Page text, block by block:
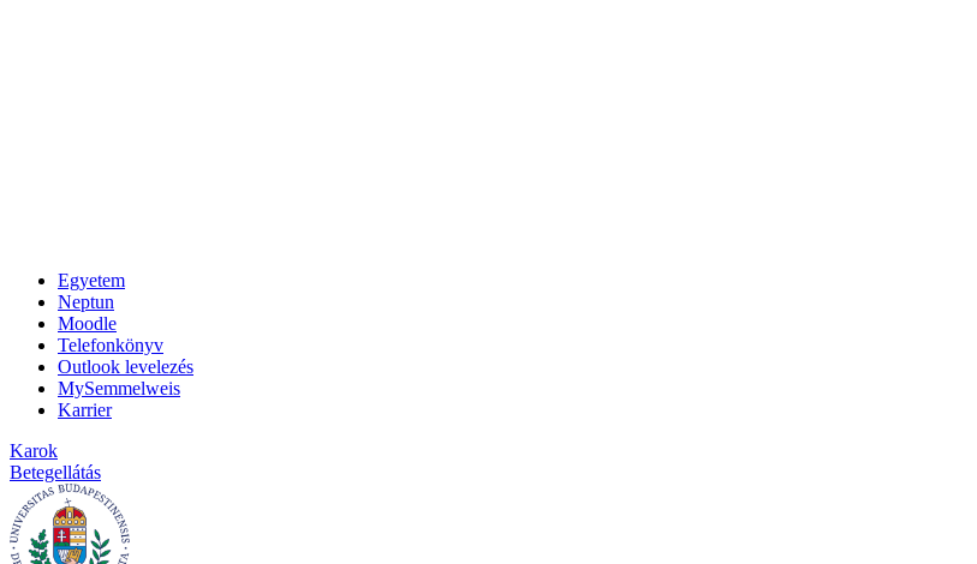
Egyetem
Neptun
Moodle
Telefonkönyv
Outlook levelezés
MySemmelweis
Karrier
Karok
Betegellátás